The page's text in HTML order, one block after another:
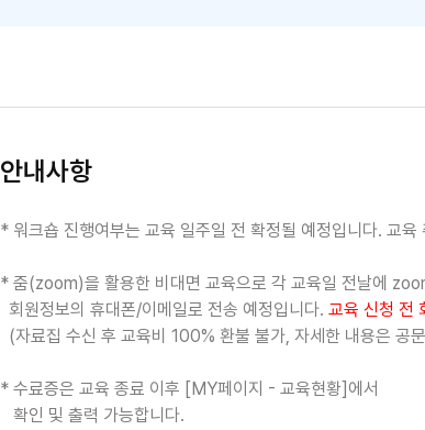
안내사항
* 워크숍 진행여부는 교육 일주일 전 확정될 예정입니다. 교
* 줌(zoom)을 활용한 비대면 교육으로 각 교육일 전날에
회원정보의 휴대폰/이메일로 전송 예정입니다. 교육 신청 전
(자료집 수신 후 교육비 100% 환불 불가, 자세한 내용은 공
* 수료증은 교육 종료 이후 [MY페이지 - 교육현황]에서
확인 및 출력 가능합니다.